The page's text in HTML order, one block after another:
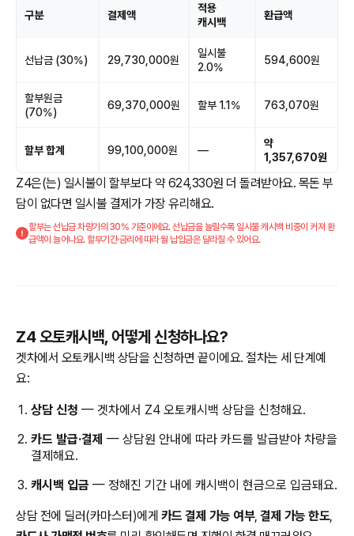
구분 결제액
적용
캐시백
환급액
선납금 (30%) 29,730,000원
일시불
2.0%
594,600원
할부원금
(70%)
69,370,000원 할부 1.1% 763,070원
할부 합계 99,100,000원 —
약
1,357,670원
Z4은(는) 일시불이 할부보다 약 624,330원 더 돌려받아요. 목돈 부
담이 없다면 일시불 결제가 가장 유리해요.
할부는 선납금 차량가의 30% 기준이에요. 선납금을 늘릴수록 일시불 캐시백 비중이 커져 환
급액이 늘어나요. 할부기간·금리에 따라 월 납입금은 달라질 수 있어요.
Z4 오토캐시백, 어떻게 신청하나요?
겟차에서 오토캐시백 상담을 신청하면 끝이에요. 절차는 세 단계예
요:
상담 신청 — 겟차에서 Z4 오토캐시백 상담을 신청해요.
카드 발급·결제 — 상담원 안내에 따라 카드를 발급받아 차량을
결제해요.
캐시백 입금 — 정해진 기간 내에 캐시백이 현금으로 입금돼요.
상담 전에 딜러(카마스터)에게 카드 결제 가능 여부, 결제 가능 한도,